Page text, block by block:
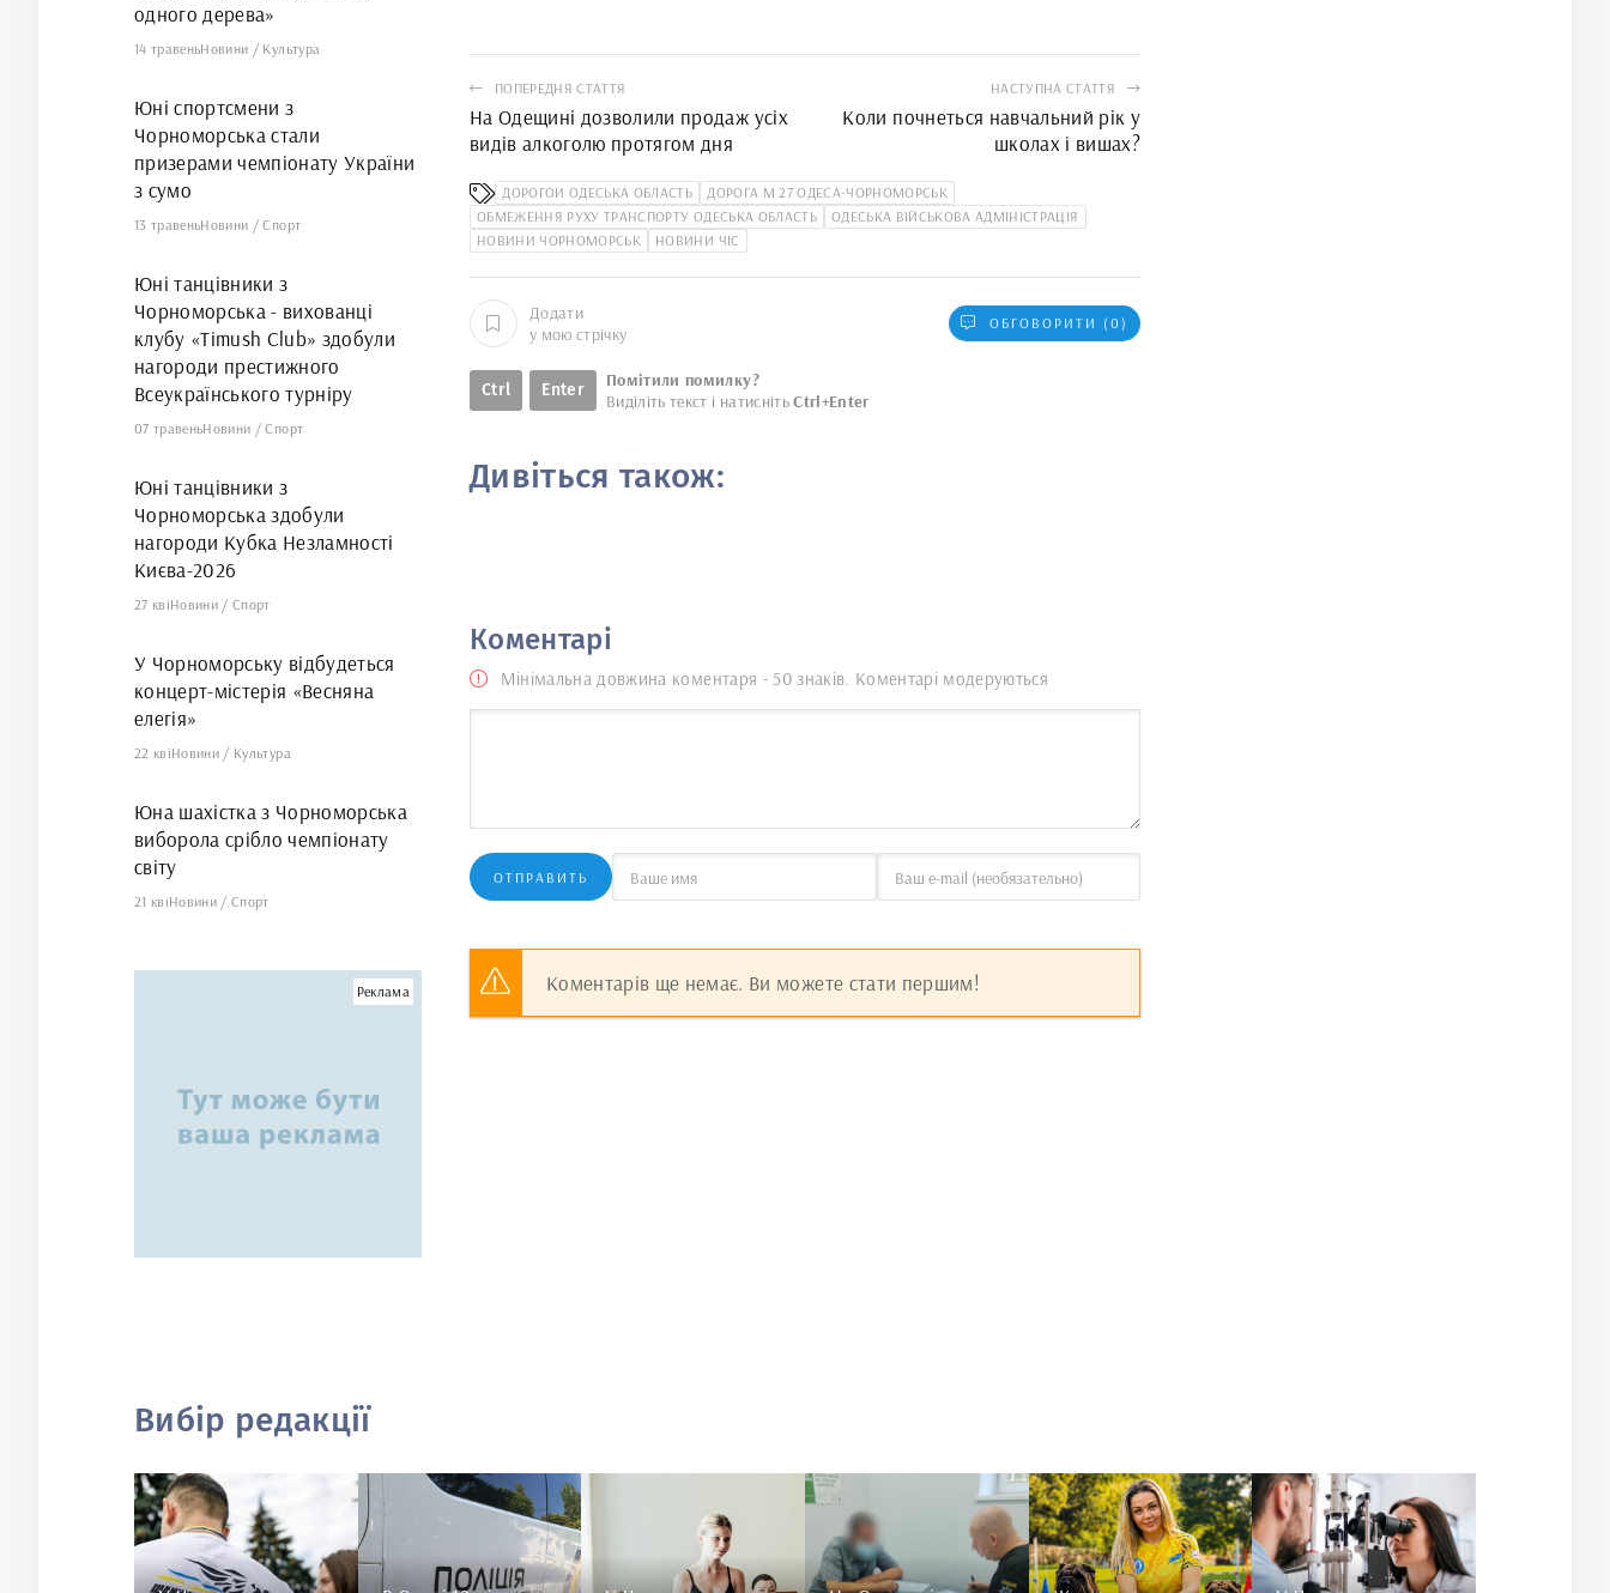
ПОПЕРЕДНЯ СТАТТЯ
На Одещині дозволили продаж усіх
видів алкоголю протягом дня
НАСТУПНА СТАТТЯ
Коли почнеться навчальний рік у
школах і вишах?
ДОРОГОИ ОДЕСЬКА ОБЛАСТЬ
ДОРОГА М 27 ОДЕСА-ЧОРНОМОРСЬК
ОБМЕЖЕННЯ РУХУ ТРАНСПОРТУ ОДЕСЬКА ОБЛАСТЬ
ОДЕСЬКА ВІЙСЬКОВА АДМІНІСТРАЦІЯ
НОВИНИ ЧОРНОМОРСЬК
НОВИНИ ЧІС
Додати
у мою стрічку
ОБГОВОРИТИ (0)
Ctrl Enter
Помітили помилку?
Виділіть текст і натиснітьCtrl+Enter
Дивіться також:
Коментарі
Мінімальна довжина коментаря - 50 знаків. Коментарі модеруються
ОТПРАВИТЬ
Коментарів ще немає. Ви можете стати першим!
одного дерева»
14 травеньНовини / Культура
Юні спортсмени з
Чорноморська стали
призерами чемпіонату України
з сумо
13 травеньНовини /Спорт
Юні танцівники з
Чорноморська - вихованці
клубу «Timush Club» здобули
нагороди престижного
Всеукраїнського турніру
07 травеньНовини /Спорт
Юні танцівники з
Чорноморська здобули
нагороди Кубка Незламності
Києва-2026
27 квіНовини /Спорт
У Чорноморську відбудеться
концерт-містерія «Весняна
елегія»
22 квіНовини / Культура
Юна шахістка з Чорноморська
виборола срібло чемпіонату
світу
21 квіНовини /Спорт
Реклама
Вибір редакції